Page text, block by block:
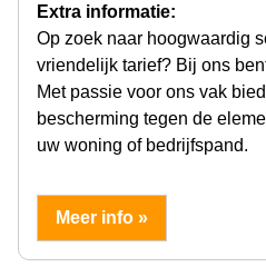
Extra informatie:
Op zoek naar hoogwaardig
vriendelijk tarief? Bij ons
Met passie voor ons vak
bescherming tegen de
uw woning of bedrijfspand.
Meer info »